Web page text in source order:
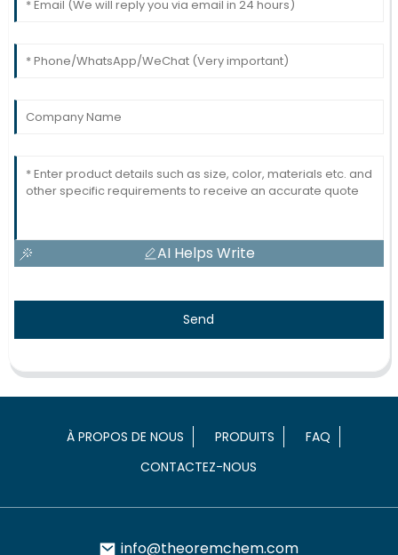
AI Helps Write
Send
À PROPOS DE NOUS PRODUITS
FAQ
CONTACTEZ-NOUS
info@theoremchem.com